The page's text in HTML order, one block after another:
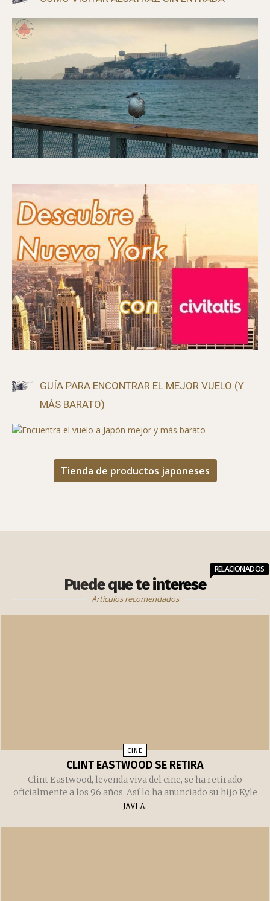
GUÍA PARA ENCONTRAR EL MEJOR VUELO (Y
MÁS BARATO)
Tienda de productos japoneses
Puede que te interese
RELACIONADOS
Artículos recomendados
CINE
CLINT EASTWOOD SE RETIRA
Clint Eastwood, leyenda viva del cine, se ha retirado
oficialmente a los 96 años. Así lo ha anunciado su hijo Kyle
JAVI A.